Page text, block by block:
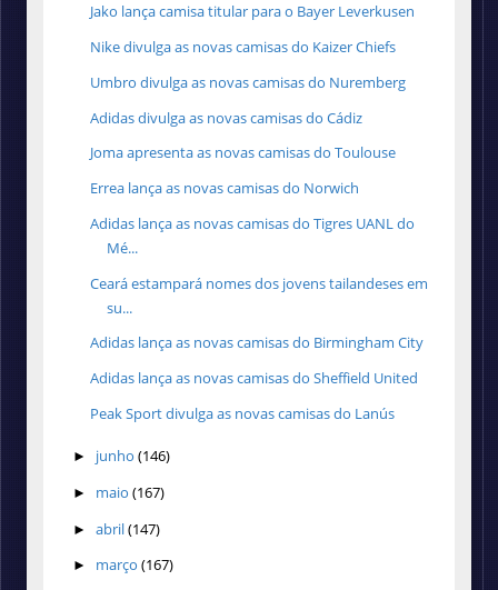
Jako lança camisa titular para o Bayer Leverkusen
Nike divulga as novas camisas do Kaizer Chiefs
Umbro divulga as novas camisas do Nuremberg
Adidas divulga as novas camisas do Cádiz
Joma apresenta as novas camisas do Toulouse
Errea lança as novas camisas do Norwich
Adidas lança as novas camisas do Tigres UANL do
Mé...
Ceará estampará nomes dos jovens tailandeses em
su...
Adidas lança as novas camisas do Birmingham City
Adidas lança as novas camisas do Sheffield United
Peak Sport divulga as novas camisas do Lanús
► junho (146)
► maio (167)
► abril(147)
► março (167)